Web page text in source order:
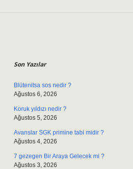
Son Yazılar
Blütenitsa sos nedir ?
Ağustos 6, 2026
Koruk yıldızı nedir ?
Ağustos 5, 2026
Avanslar SGK primine tabi midir ?
Ağustos 4, 2026
7 gezegen Bir Araya Gelecek mi ?
Ağustos 3, 2026